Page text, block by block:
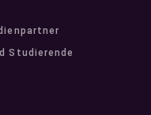
Studierende